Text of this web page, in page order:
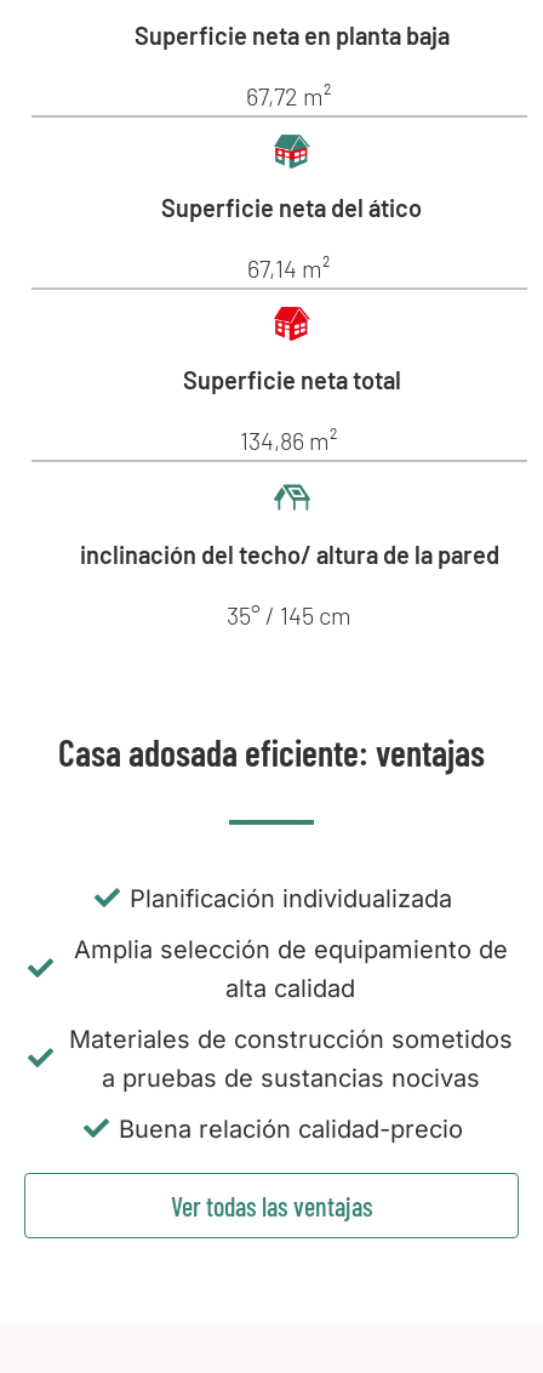
Superficie neta en planta baja
67,72 m²
Superficie neta del ático
67,14 m²
Superficie neta total
134,86 m²
inclinación del techo/ altura de la pared
35° / 145 cm
Casa adosada eficiente: ventajas
Planificación individualizada
Amplia selección de equipamiento de
alta calidad
Materiales de construcción sometidos
a pruebas de sustancias nocivas
Buena relación calidad-precio
Ver todas las ventajas